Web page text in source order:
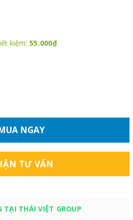
kiệm: 55.000₫
NGAY
TƯ VẤN
TẠI THÁI VIỆT GROUP